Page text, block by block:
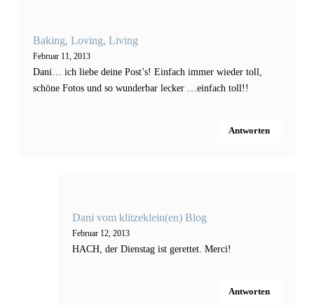
Baking, Loving, Living
Februar 11, 2013
Dani… ich liebe deine Post’s! Einfach immer wieder toll,
schöne Fotos und so wunderbar lecker …einfach toll!!
Antworten
Dani vom klitzeklein(en) Blog
Februar 12, 2013
HACH, der Dienstag ist gerettet. Merci!
Antworten